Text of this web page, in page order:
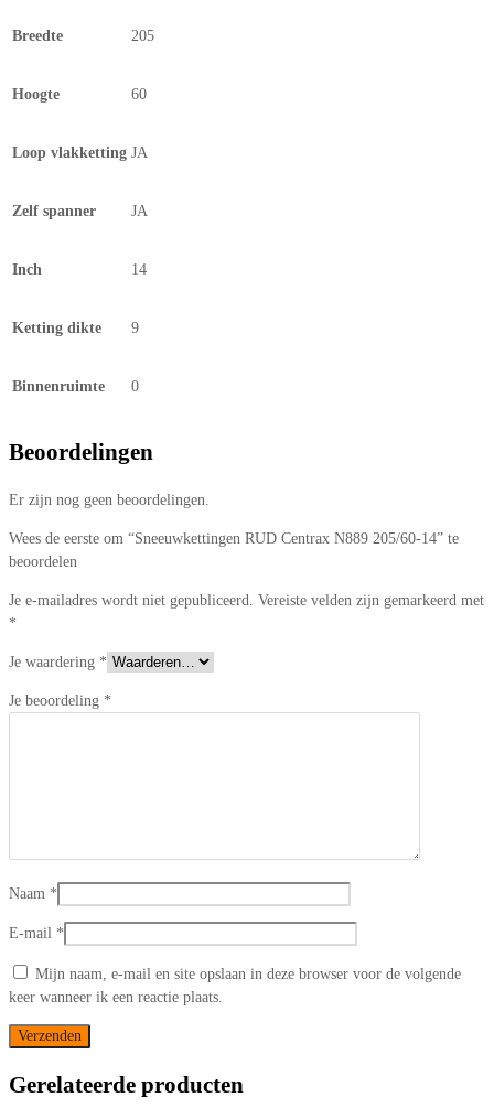
Breedte 205
Hoogte 60
Loop vlakketting JA
Zelf spanner JA
Inch 14
Ketting dikte 9
Binnenruimte 0
Beoordelingen
Er zijn nog geen beoordelingen.
Wees de eerste om “Sneeuwkettingen RUD Centrax N889 205/60-14” te
beoordelen
Je e-mailadres wordt niet gepubliceerd. Vereiste velden zijn gemarkeerd met
*
Je waardering *
Je beoordeling *
Naam *
E-mail *
Mijn naam, e-mail en site opslaan in deze browser voor de volgende
keer wanneer ik een reactie plaats.
Gerelateerde producten